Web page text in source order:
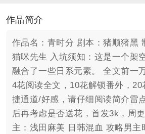
作品简介
作品名：青时分 剧本：猪顺猪黑
猫咪先生 入坑须知：这是一个架
融合了一些日系元素。 全文前一
4花阅读全文，10花解锁番外，20
捷通道/好感，请仔细阅读简介雷
后再考虑是否送花，首发3k，周
主：浅田麻美 日韩混血 攻略男主